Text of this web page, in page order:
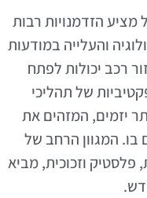
הזדמנויות רבות
והעלייה במודעות
רכב יכולות לפתח
של תהליכי
יזמים, המזהים את
בו. המגוון הרחב של
פלסטיק וזכוכית, מביא